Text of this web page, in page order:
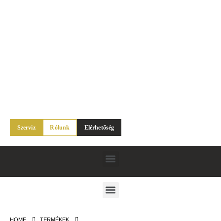
Szerviz Rólunk Elérhetőség
HOME
TERMÉKEK